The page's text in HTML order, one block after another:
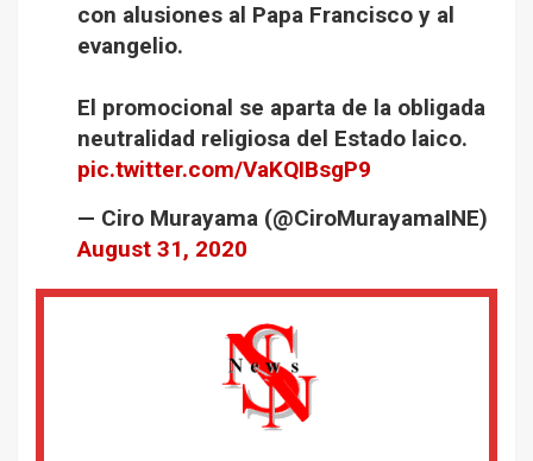
con alusiones al Papa Francisco y al
evangelio.
El promocional se aparta de la obligada
neutralidad religiosa del Estado laico.
pic.twitter.com/VaKQIBsgP9
— Ciro Murayama (@CiroMurayamaINE)
August 31, 2020